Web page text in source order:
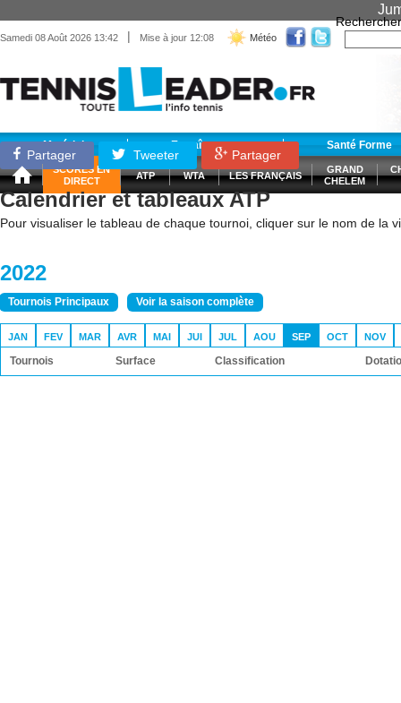
Samedi 08 Août 2026 13:42 | Mise à jour 12:08 Météo
Rechercher
Matériel Entraînement Santé Forme
SCORES EN
DIRECT
ATP WTA LES FRANÇAIS
GRAND
CHELEM
Partager Tweeter Partager
Calendrier et tableaux ATP
Pour visualiser le tableau de chaque tournoi, cliquer sur le nom de la
2022
Tournois Principaux Voir la saison complète
JAN FEV MAR AVR MAI JUI JUL AOU SEP OCT NOV
Tournois Surface Classification